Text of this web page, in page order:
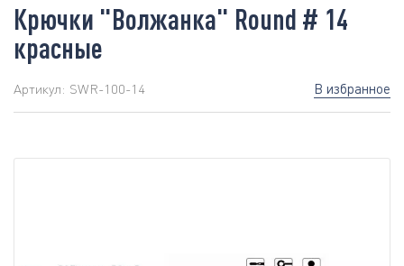
Крючки "Волжанка" Round # 14
красные
Артикул: SWR-100-14 В избранное